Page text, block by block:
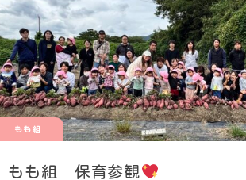
もも組
もも組 保育参観